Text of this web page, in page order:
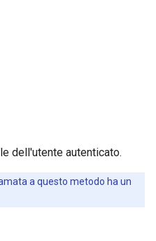
dell'utente autenticato.
a questo metodo ha un